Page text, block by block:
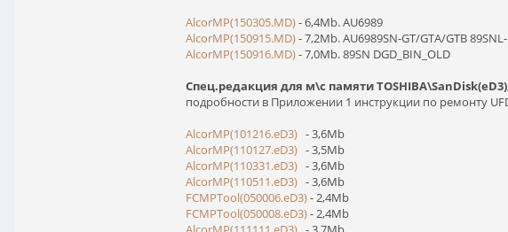
AlcorMP(150305.MD)- 6,4Mb. AU6989
AlcorMP(150915.MD)- 7,2Mb. AU6989SN-GT/GTA/GTB
AlcorMP(150916.MD)- 7,0Mb. 89SN DGD_BIN_OLD
Спец.редакция для м\c памяти
подробности в Приложении 1 инструкции по ремонту
AlcorMP(101216.eD3) - 3,6Mb
AlcorMP(110127.eD3) - 3,5Mb
AlcorMP(110331.eD3) - 3,6Mb
AlcorMP(110511.eD3) - 3,6Mb
FCMPTool(050006.eD3)- 2,4Mb
FCMPTool(050008.eD3)- 2,4Mb